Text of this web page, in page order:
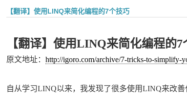
【翻译】使用LINQ来简化编程的7个技巧
【翻译】使用LINQ来简化编程的7
原文地址： http://igoro.com/archive/7-tricks-to-simplify-
自从学习LINQ以来，我发现了很多使用LINQ来改善